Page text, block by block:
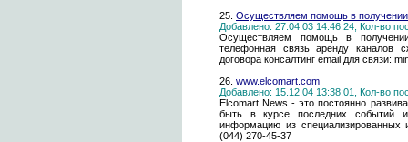
25. Осуществляем помощь в получении
Добавлено: 27.04.03 14:46:24, Кол-во
Осуществляем помощь в
телефонная связь аренду каналов
договора консалтинг email для связи:
26. www.elcomart.com
Добавлено: 15.12.04 13:38:01, Кол-во
Elcomart News - это постоянно
быть в курсе последних событий
информацию из специализированных
(044) 270-45-37